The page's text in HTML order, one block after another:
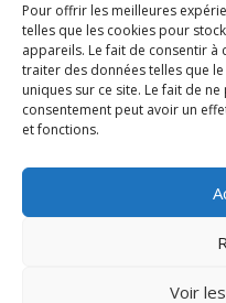
Pour offrir les meilleures
telles que les cookies pour
appareils. Le fait de consentir
traiter des données telles que
uniques sur ce site. Le fait de
consentement peut avoir un
et fonctions.
Voir